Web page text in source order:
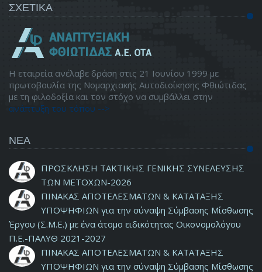
ΣΧΕΤΙΚΑ
Η εταιρεία ανέλαβε δράση στις 21 Ιουνίου 1999 με
πρωτοβουλία της Νομαρχιακής Αυτοδιοίκησης Φθιώτιδας
με τη φιλοδοξία και τον στόχο να συμβάλλει στην
ανάπτυξη του τόπου -->
ΝΕΑ
ΠΡΟΣΚΛΗΣΗ ΤΑΚΤΙΚΗΣ ΓΕΝΙΚΗΣ ΣΥΝΕΛΕΥΣΗΣ
ΤΩΝ ΜΕΤΟΧΩΝ-2026
ΠΙΝΑΚΑΣ ΑΠΟΤΕΛΕΣΜΑΤΩΝ & ΚΑΤΑΤΑΞΗΣ
ΥΠΟΨΗΦΙΩΝ για την σύναψη Σύμβασης Μίσθωσης
Έργου (Σ.Μ.Ε.) με ένα άτομο ειδικότητας Οικονομολόγου
Π.Ε.-ΠΑΛΥΘ 2021-2027
ΠΙΝΑΚΑΣ ΑΠΟΤΕΛΕΣΜΑΤΩΝ & ΚΑΤΑΤΑΞΗΣ
ΥΠΟΨΗΦΙΩΝ για την σύναψη Σύμβασης Μίσθωσης